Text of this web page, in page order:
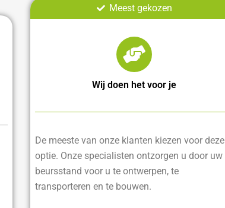
Meest gekozen
Wij doen het voor je
De meeste van onze klanten kiezen voor deze
optie. Onze specialisten ontzorgen u door uw
beursstand voor u te ontwerpen, te
transporteren en te bouwen.